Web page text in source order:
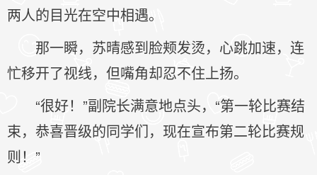
两人的目光在空中相遇。
那一瞬，苏晴感到脸颊发烫，心跳加速，连
忙移开了视线，但嘴角却忍不住上扬。
“很好！”副院长满意地点头，“第一轮比赛结
束，恭喜晋级的同学们，现在宣布第二轮比赛规
则！”